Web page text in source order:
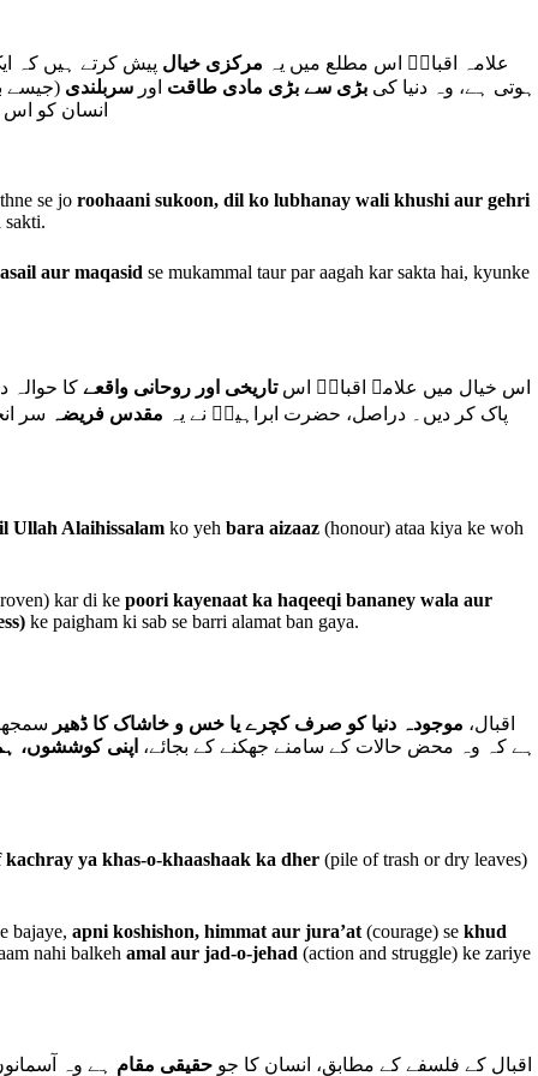
علامہ اقبالؒ اس مطلع میں یہ مرکزی خیال پیش کرتے ہیں کہ
ہوتی ہے، وہ دنیا کی بڑی سے بڑی مادی طاقت اور سربلندی (جیسے
انسان کو
se jo roohaani sukoon, dil ko lubhanay wali khushi aur gehri
sakti.
aur maqasid se mukammal taur par aagah kar sakta hai, kyunke
اس خیال میں علامہ اقبالؒ استاریخی اور روحانی واقعے کا حوالہ
پاک کر دیں۔ دراصل، حضرت ابراہیمؑ نے یہ مقدس فریضہ سر
Ullah Alaihissalam ko yeh bara aizaaz (honour) ataa kiya ke woh
kar di ke poori kayenaat ka haqeeqi bananey wala aur
ke paigham ki sab se barri alamat ban gaya.
اقبال، موجودہ دنیا کو صرف کچرے یا خس و خاشاک کا ڈھیر
ہے کہ وہ محض حالات کے سامنے جھکنے کے بجائے، اپنی کوششوں،
ya khas-o-khaashaak ka dher (pile of trash or dry leaves)
bajaye, apni koshishon, himmat aur jura’at (courage) se khud
nahi balkeh amal aur jad-o-jehad (action and struggle) ke zariye
اقبال کے فلسفے کے مطابق، انسان کا جو حقیقی مقام ہے وہ